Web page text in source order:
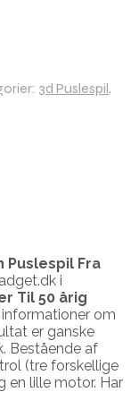
3d Puslespil,
Puslespil Fra
i
Til 50 årig
informationer om
er ganske
Bestående af
(tre forskellige
en lille motor. Har